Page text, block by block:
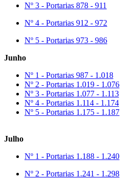
Nº 3 - Portarias 878 - 911
Nº 4 - Portarias 912 - 972
Nº 5 - Portarias 973 - 986
Junho
Nº 1 - Portarias 987 - 1.018
Nº 2 - Portarias 1.019 - 1.076
Nº 3 - Portarias 1.077 - 1.113
Nº 4 - Portarias 1.114 - 1.174
Nº 5 - Portarias 1.175 - 1.187
Julho
Nº 1 - Portarias 1.188 - 1.240
Nº 2 - Portarias 1.241 - 1.298